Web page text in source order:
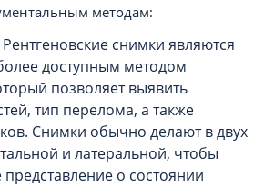
методам:
снимки являются
доступным методом
позволяет выявить
тип перелома, а также
Снимки обычно делают в двух
и латеральной, чтобы
о состоянии